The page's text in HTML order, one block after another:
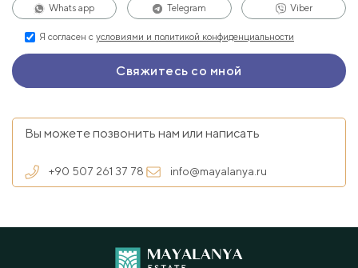
Whats app Telegram Viber
Я согласен с условиями и политикой конфиденциальности
Вы можете позвонить нам или написать
+90 507 261 37 78 info@mayalanya.ru